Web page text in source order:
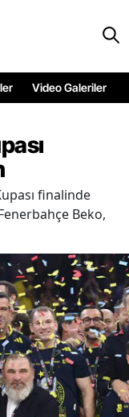
Video Galeriler
finalinde
Beko,